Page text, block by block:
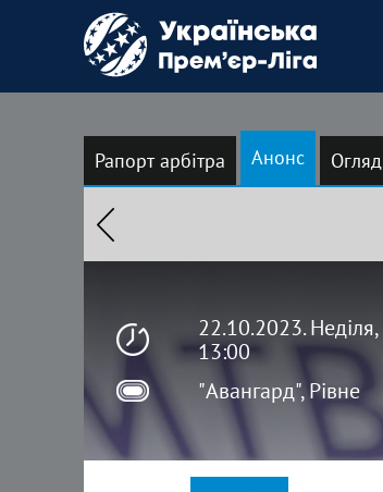
Зоря
Рапорт арбітра Анонс Огляд
22.10.2023. Неділя,
13:00
"Авангард", Рівне